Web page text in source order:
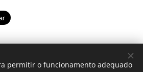
permitir o funcionamento adequado